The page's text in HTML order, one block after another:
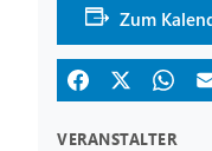
Zum
VERANSTALTER